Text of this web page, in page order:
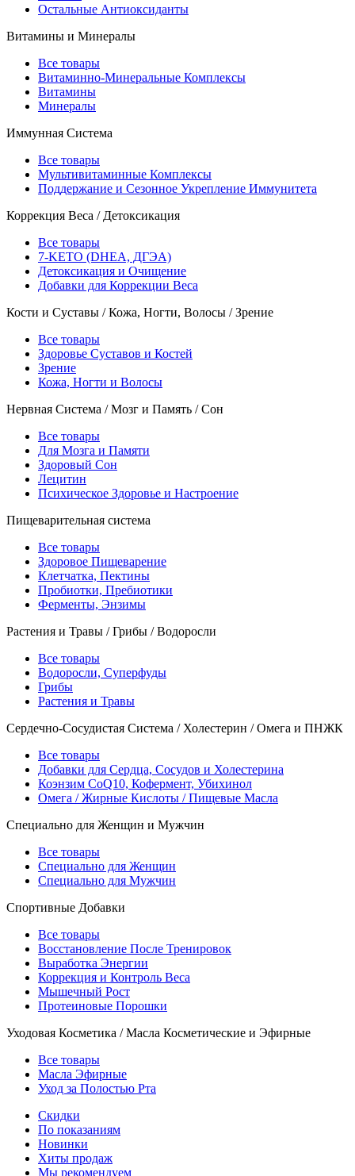
Остальные Антиоксиданты
Витамины и Минералы
Все товары
Витаминно-Минеральные Комплексы
Витамины
Минералы
Иммунная Система
Все товары
Мультивитаминные Комплексы
Поддержание и Сезонное Укрепление Иммунитета
Коррекция Веса / Детоксикация
Все товары
7-KETO (DHEA, ДГЭА)
Детоксикация и Очищение
Добавки для Коррекции Веса
Кости и Суставы / Кожа, Ногти, Волосы / Зрение
Все товары
Здоровье Суставов и Костей
Зрение
Кожа, Ногти и Волосы
Нервная Система / Мозг и Память / Сон
Все товары
Для Мозга и Памяти
Здоровый Сон
Лецитин
Психическое Здоровье и Настроение
Пищеварительная система
Все товары
Здоровое Пищеварение
Клетчатка, Пектины
Пробиотки, Пребиотики
Ферменты, Энзимы
Растения и Травы / Грибы / Водоросли
Все товары
Водоросли, Суперфуды
Грибы
Растения и Травы
Сердечно-Сосудистая Система / Холестерин / Омега и ПНЖК
Все товары
Добавки для Сердца, Сосудов и Холестерина
Коэнзим CoQ10, Кофермент, Убихинол
Омега / Жирные Кислоты / Пищевые Масла
Специально для Женщин и Мужчин
Все товары
Специально для Женщин
Специально для Мужчин
Спортивные Добавки
Все товары
Восстановление После Тренировок
Выработка Энергии
Коррекция и Контроль Веса
Мышечный Рост
Протеиновые Порошки
Уходовая Косметика / Масла Косметические и Эфирные
Все товары
Масла Эфирные
Уход за Полостью Рта
Скидки
По показаниям
Новинки
Хиты продаж
Мы рекомендуем